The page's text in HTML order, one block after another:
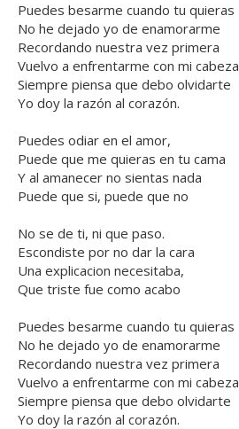
Puedes besarme cuando tu quieras
No he dejado yo de enamorarme
Recordando nuestra vez primera
Vuelvo a enfrentarme con mi cabeza
Siempre piensa que debo olvidarte
Yo doy la razón al corazón.
Puedes odiar en el amor,
Puede que me quieras en tu cama
Y al amanecer no sientas nada
Puede que si, puede que no
No se de ti, ni que paso.
Escondiste por no dar la cara
Una explicacion necesitaba,
Que triste fue como acabo
Puedes besarme cuando tu quieras
No he dejado yo de enamorarme
Recordando nuestra vez primera
Vuelvo a enfrentarme con mi cabeza
Siempre piensa que debo olvidarte
Yo doy la razón al corazón.